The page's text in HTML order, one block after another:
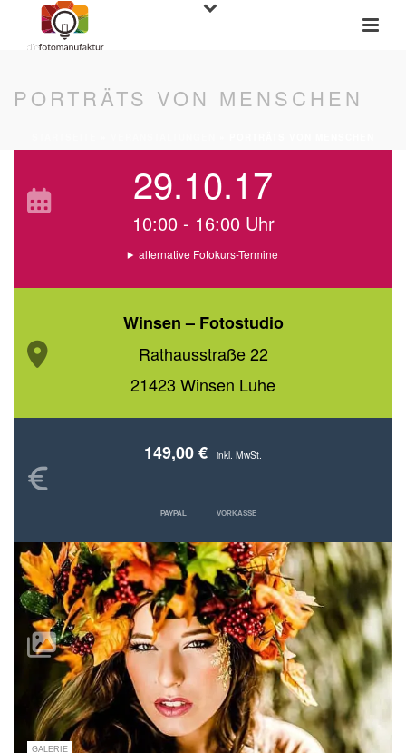
PORTRÄTS VON MENSCHEN
29.10.17
10:00 - 16:00 Uhr
alternative Fotokurs-Termine
Winsen – Fotostudio
Rathausstraße 22
21423 Winsen Luhe
149,00 € inkl. MwSt.
PAYPAL VORKASSE
GALERIE